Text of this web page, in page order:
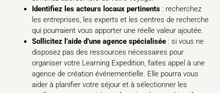
Identifiez les acteurs locaux pertinents : recherchez
les entreprises, les experts et les centres de recherche
qui pourraient vous apporter une réelle valeur ajoutée.
Sollicitez l’aide d’une agence spécialisée : si vous ne
disposez pas des ressources nécessaires pour
organiser votre Learning Expedition, faites appel à une
agence de création événementielle. Elle pourra vous
aider à planifier votre séjour et à sélectionner les